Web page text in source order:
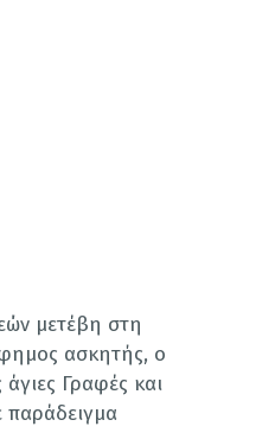
μετέβη στη
ασκητής, ο
Γραφές και
παράδειγμα